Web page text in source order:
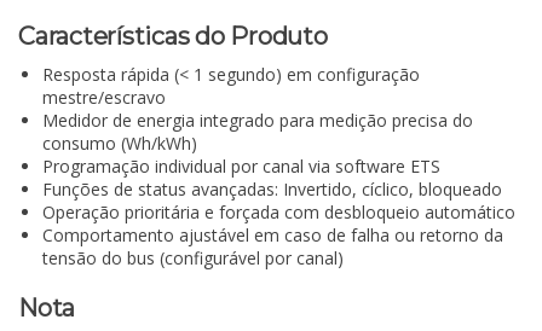
Características do Produto
Resposta rápida (< 1 segundo) em configuração
mestre/escravo
Medidor de energia integrado para medição precisa do
consumo (Wh/kWh)
Programação individual por canal via software ETS
Funções de status avançadas: Invertido, cíclico, bloqueado
Operação prioritária e forçada com desbloqueio automático
Comportamento ajustável em caso de falha ou retorno da
tensão do bus (configurável por canal)
Nota